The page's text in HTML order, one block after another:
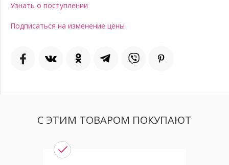
Узнать о поступлении
Подписаться на изменение цены
С ЭТИМ ТОВАРОМ ПОКУПАЮТ